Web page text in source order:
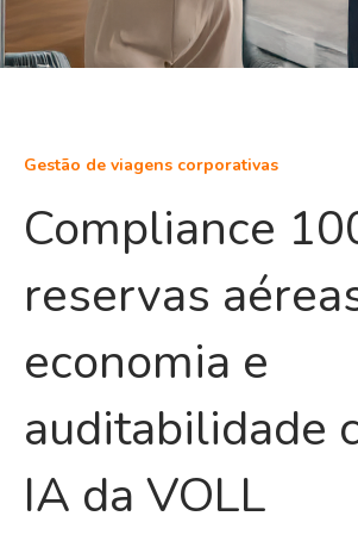
Gestão de viagens corporativas
Compliance
reservas
economia e
auditabilidade
IA da VOLL